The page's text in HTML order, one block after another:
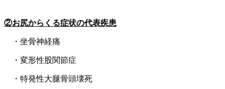
②お尻からくる症状の代表疾患
・坐骨神経痛
・変形性股関節症
・特発性大腿骨頭壊死